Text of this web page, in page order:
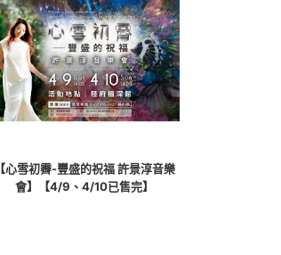
【心雪初霽-豐盛的祝福 許景淳音樂
會】【4/9、4/10已售完】